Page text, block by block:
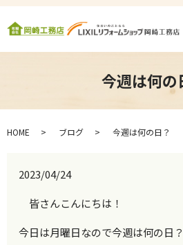
今週は何の
HOME ブログ 今週は何の日？
2023/04/24
皆さんこんにちは！
今日は月曜日なので今週は何の日